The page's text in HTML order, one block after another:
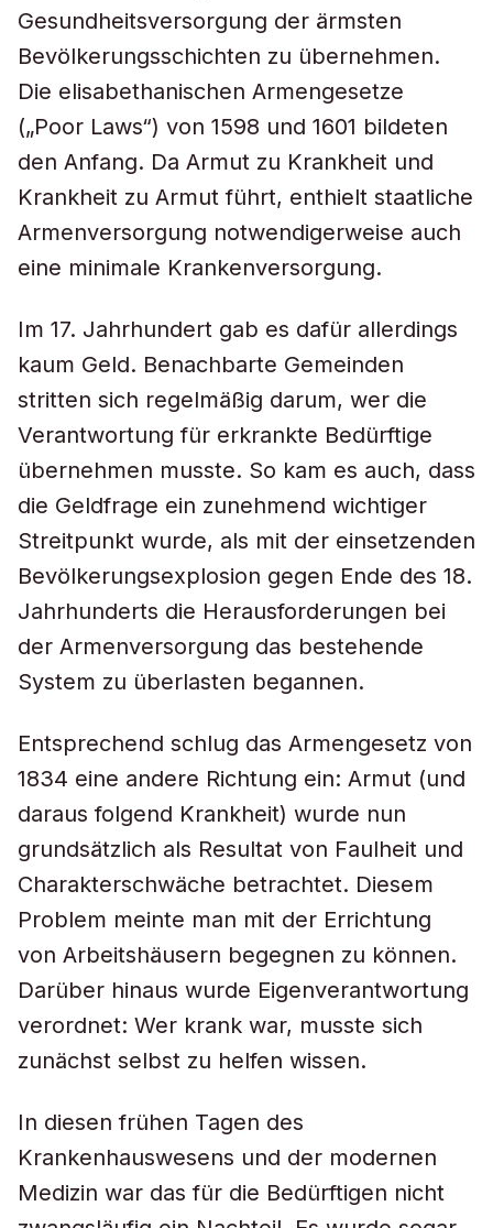
Gesundheitsversorgung der ärmsten
Bevölkerungsschichten zu übernehmen.
Die elisabethanischen Armengesetze
(„Poor Laws“) von 1598 und 1601 bildeten
den Anfang. Da Armut zu Krankheit und
Krankheit zu Armut führt, enthielt staatliche
Armenversorgung notwendigerweise auch
eine minimale Krankenversorgung.
Im 17. Jahrhundert gab es dafür allerdings
kaum Geld. Benachbarte Gemeinden
stritten sich regelmäßig darum, wer die
Verantwortung für erkrankte Bedürftige
übernehmen musste. So kam es auch, dass
die Geldfrage ein zunehmend wichtiger
Streitpunkt wurde, als mit der einsetzenden
Bevölkerungsexplosion gegen Ende des 18.
Jahrhunderts die Herausforderungen bei
der Armenversorgung das bestehende
System zu überlasten begannen.
Entsprechend schlug das Armengesetz von
1834 eine andere Richtung ein: Armut (und
daraus folgend Krankheit) wurde nun
grundsätzlich als Resultat von Faulheit und
Charakterschwäche betrachtet. Diesem
Problem meinte man mit der Errichtung
von Arbeitshäusern begegnen zu können.
Darüber hinaus wurde Eigenverantwortung
verordnet: Wer krank war, musste sich
zunächst selbst zu helfen wissen.
In diesen frühen Tagen des
Krankenhauswesens und der modernen
Medizin war das für die Bedürftigen nicht